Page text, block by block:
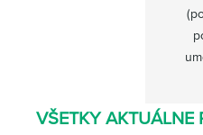
VŠETKY AKTUÁLNE